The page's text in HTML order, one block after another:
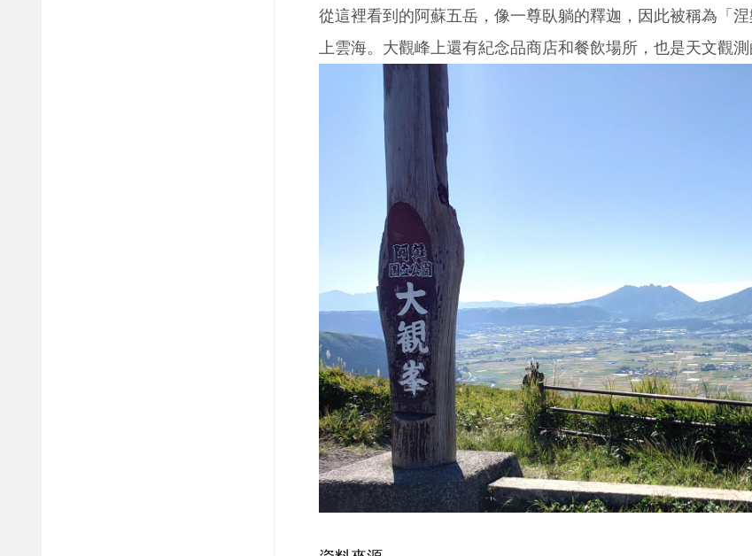
從這裡看到的阿蘇五岳，像一尊臥躺的釋迦，因此被稱為「
上雲海。大觀峰上還有紀念品商店和餐飲場所，也是天文觀測